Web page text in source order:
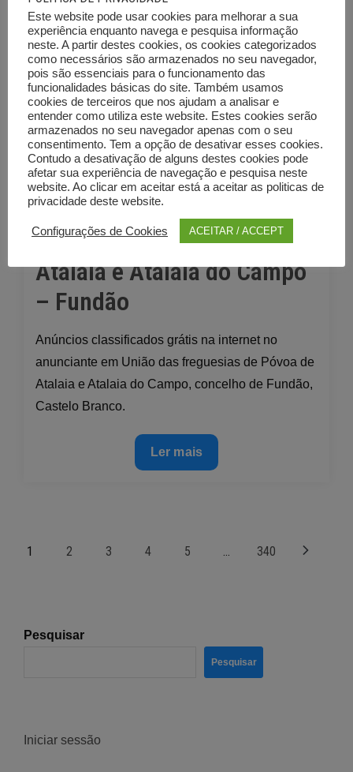
anunciante em Bogas de Cima, concelho de
Fundão, Castelo Branco.
Anúncios
em
Bogas
de
Cima
–
Fundão
Ler mais
ANÚNCIOS EM FREGUESIAS DE PORTUGAL GERAL
Posted
on
23/04/2023
Anúncios em União das
freguesias de Póvoa de
Atalaia e Atalaia do Campo
– Fundão
Anúncios classificados grátis na internet no
anunciante em União das freguesias de Póvoa de
Atalaia e Atalaia do Campo, concelho de Fundão,
Castelo Branco.
Anúncios
em
de
Ler mais
Paginação
conteúdos
1 2 3 4 5 340
Pesquisar
Pesquisar
Iniciar sessão
Este website pode usar cookies para melhorar a sua
experiência enquanto navega e pesquisa informação
neste. A partir destes cookies, os cookies categorizados
como necessários são armazenados no seu navegador,
pois são essenciais para o funcionamento das
funcionalidades básicas do site. Também usamos
cookies de terceiros que nos ajudam a analisar e
entender como utiliza este website. Estes cookies serão
armazenados no seu navegador apenas com o seu
consentimento. Tem a opção de desativar esses cookies.
Contudo a desativação de alguns destes cookies pode
afetar sua experiência de navegação e pesquisa neste
website. Ao clicar em aceitar está a aceitar as politicas de
privacidade deste website.
Configurações de Cookies ACEITAR / ACCEPT